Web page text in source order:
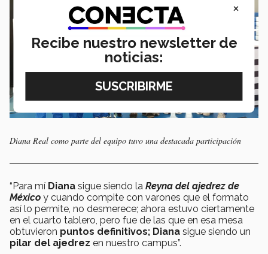
Diana Real como parte del equipo tuvo una destacada participación
“Para mí Diana sigue siendo la Reyna del ajedrez de
México y cuando compite con varones que el formato
así lo permite, no desmerece; ahora estuvo ciertamente
en el cuarto tablero, pero fue de las que en esa mesa
obtuvieron puntos definitivos; Diana sigue siendo un
pilar del ajedrez en nuestro campus”.
×
Recibe nuestro newsletter de
noticias: